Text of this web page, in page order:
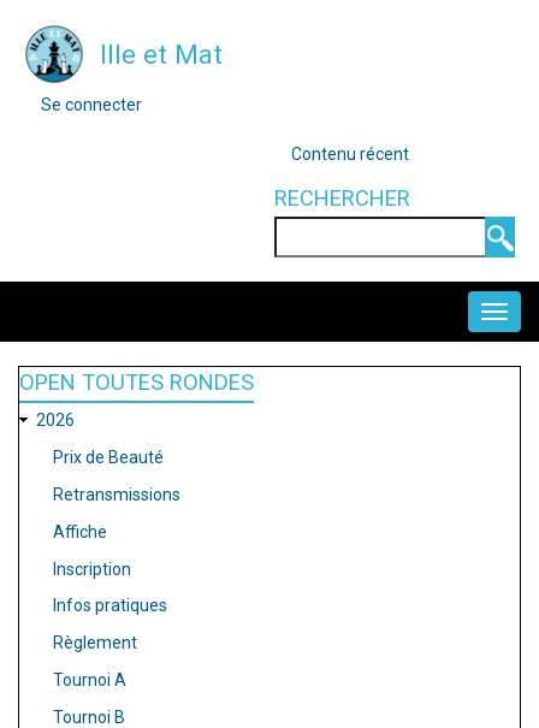
contenu
Ille et Mat
MENU
Se connecter
OUTILS
Contenu récent
RECHERCHER
OPEN TOUTES RONDES
2026
Prix de Beauté
Retransmissions
Affiche
Inscription
Infos pratiques
Règlement
Tournoi A
Tournoi B